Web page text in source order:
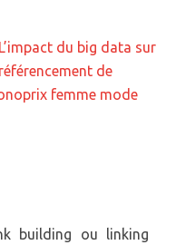
L’impact du big data sur
de
femme mode
building ou linking